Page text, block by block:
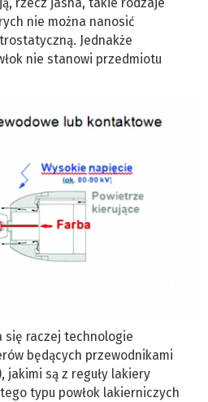
nie można nanosić
Jednakże
nie stanowi przedmiotu
się raczej technologie
będących przewodnikami
jakimi są z reguły lakiery
typu powłok lakierniczych